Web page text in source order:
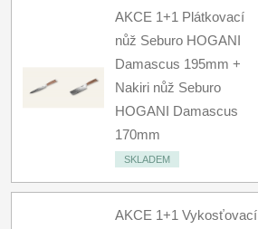
AKCE 1+1 Plátkovací
nůž Seburo HOGANI
Damascus 195mm +
Nakiri nůž Seburo
HOGANI Damascus
170mm
SKLADEM
AKCE 1+1 Vykosťovací